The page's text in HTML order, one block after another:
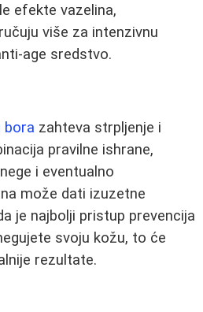
efekte vazelina,
više za intenzivnu
age sredstvo.
bora zahteva strpljenje i
pravilne ishrane,
i eventualno
može dati izuzetne
je najbolji pristup prevencija
svoju kožu, to će
rezultate.